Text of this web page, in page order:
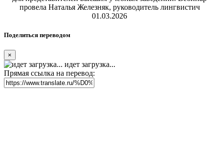
провела Наталья Железняк, руководитель лингвистич
01.03.2026
Поделиться переводом
×
идет загрузка...
Прямая ссылка на перевод: